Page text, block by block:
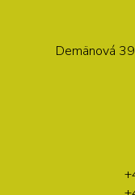
Demänová